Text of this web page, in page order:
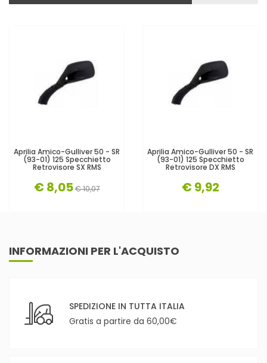
Aprilia Amico-Gulliver 50 - SR
(93-01) 125 Specchietto
Retrovisore SX RMS
€ 8,05€ 10,07
Aprilia Amico-Gulliver 50 - SR
(93-01) 125 Specchietto
Retrovisore DX RMS
€ 9,92
INFORMAZIONI PER L'ACQUISTO
SPEDIZIONE IN TUTTA ITALIA
Gratis a partire da 60,00€